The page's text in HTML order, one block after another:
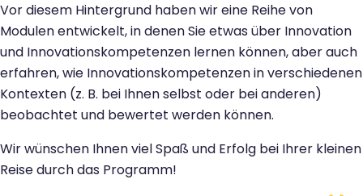
Vor diesem Hintergrund haben wir eine Reihe von
Modulen entwickelt, in denen Sie etwas über Innovation
und Innovationskompetenzen lernen können, aber auch
erfahren, wie Innovationskompetenzen in verschiedenen
Kontexten (z. B. bei Ihnen selbst oder bei anderen)
beobachtet und bewertet werden können.
Wir wünschen Ihnen viel Spaß und Erfolg bei Ihrer kleinen
Reise durch das Programm!